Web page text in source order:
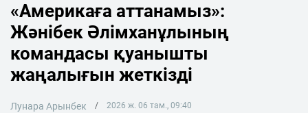
«Америкаға аттанамыз»:
Жәнібек Әлімханұлының
командасы қуанышты
жаңалығын жеткізді
Лунара Арынбек 2026 ж. 06 там., 09:40